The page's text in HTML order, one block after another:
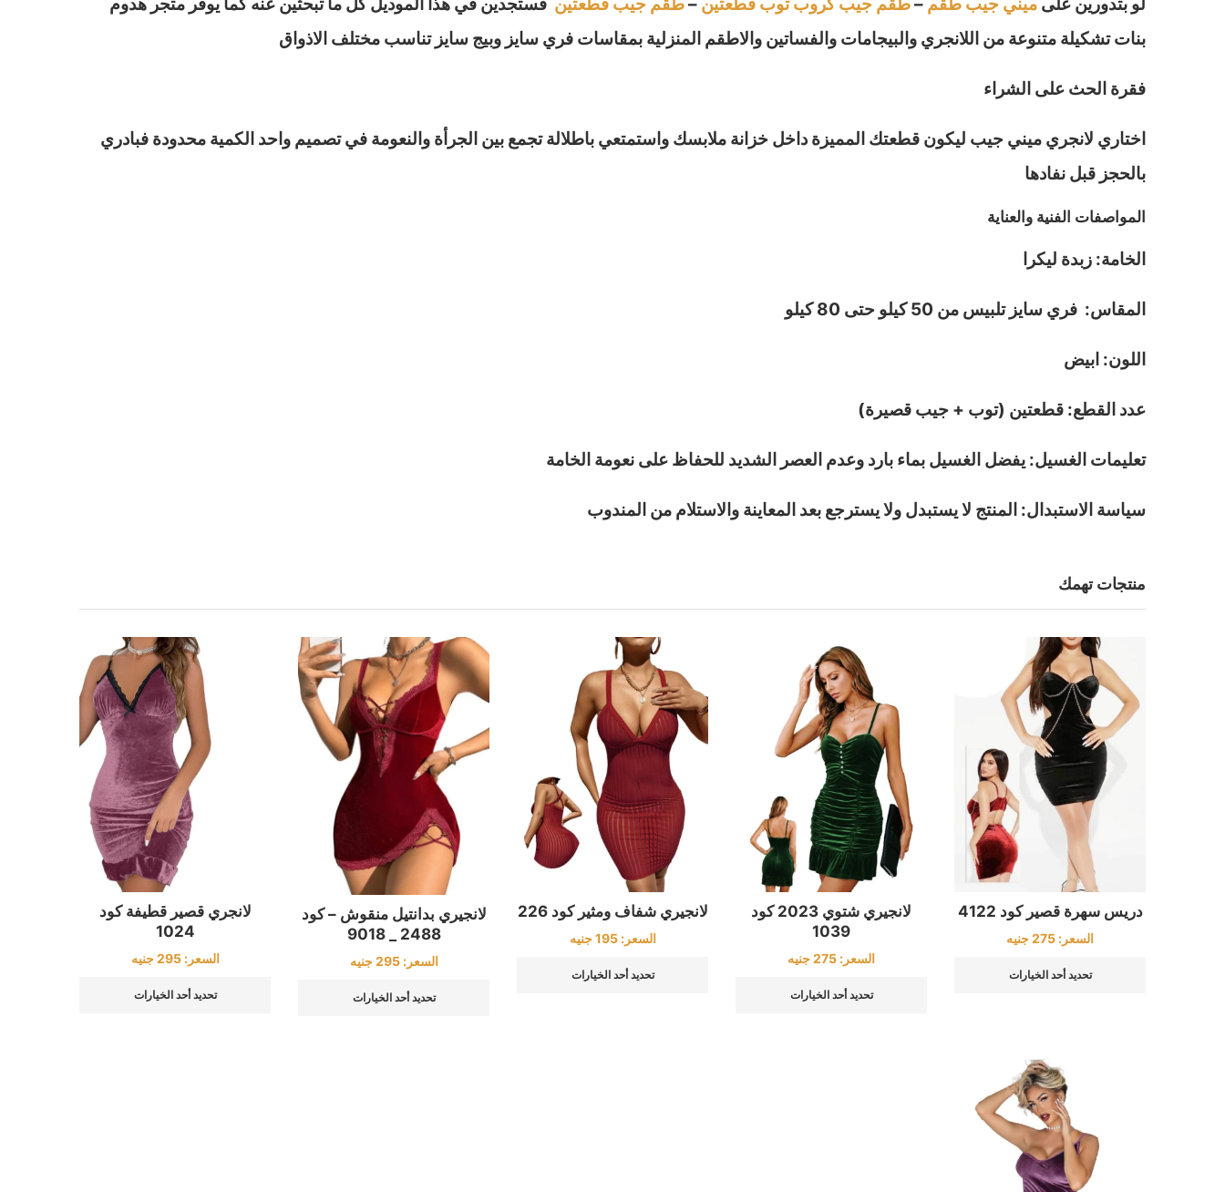
بنات تشكيلة متنوعة من اللانجري والبيجامات والفساتين والاطقم المنزلية بمقاسات فري سايز وبيج سايز تناسب مختلف الاذواق
فقرة الحث على الشراء
اختاري لانجري ميني جيب ليكون قطعتك المميزة داخل خزانة ملابسك واستمتعي باطلالة تجمع بين الجرأة والنعومة في تصميم واحد الكمية محدودة فبادري
بالحجز قبل نفادها
المواصفات الفنية والعناية
الخامة: زبدة ليكرا
المقاس: فري سايز تلبيس من 50 كيلو حتى 80 كيلو
اللون: ابيض
عدد القطع: قطعتين (توب + جيب قصيرة)
تعليمات الغسيل: يفضل الغسيل بماء بارد وعدم العصر الشديد للحفاظ على نعومة الخامة
سياسة الاستبدال: المنتج لا يستبدل ولا يسترجع بعد المعاينة والاستلام من المندوب
منتجات تهمك
دريس سهرة قصير كود 4122
السعر: 275جنيه
تحديد أحد الخيارات
لانجيري شتوي 2023 كود
1039
السعر: 275جنيه
تحديد أحد الخيارات
لانجيري شفاف ومثير كود 226
السعر:195 جنيه
تحديد أحد الخيارات
لانجيري بدانتيل منقوش – كود
2488 _ 9018
السعر:295 جنيه
تحديد أحد الخيارات
لانجري قصير قطيفة كود
1024
السعر:295 جنيه
تحديد أحد الخيارات